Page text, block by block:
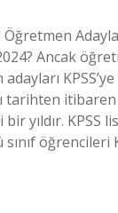
Ancak
KPSS’ye
tarihten
yıldır. KPSS
öğrencileri